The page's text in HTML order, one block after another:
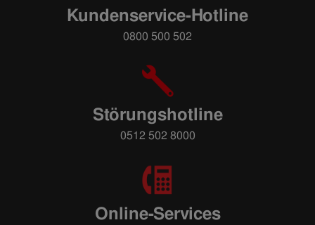
Kundenservice-Hotline
0800 500 502
Störungshotline
0512 502 8000
Online-Services